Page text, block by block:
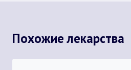
Похожие лекарства